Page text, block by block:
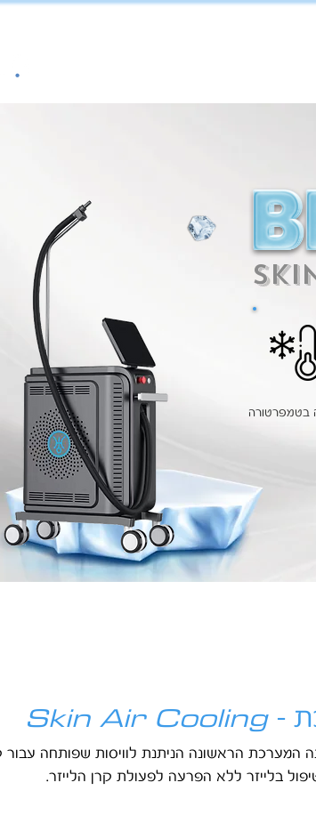
בטמפרטורה
המערכת הראשונה הניתנת לוויסות שפותחה עבור
בלייזר ללא הפרעה לפעולת קרן הלייזר.
-
Skin Air Cooling